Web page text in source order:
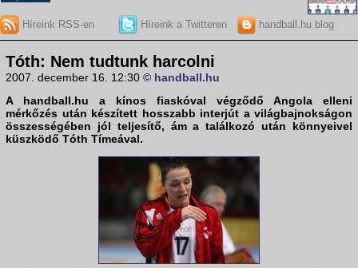
Híreink RSS-en Híreink a Twitteren handball.hu blog
Tóth: Nem tudtunk harcolni
2007. december 16. 12:30 © handball.hu
A handball.hu a kínos fiaskóval végződő Angola elleni
mérkőzés után készített hosszabb interjút a világbajnokságon
összességében jól teljesítő, ám a találkozó után könnyeivel
küszködő Tóth Tímeával.